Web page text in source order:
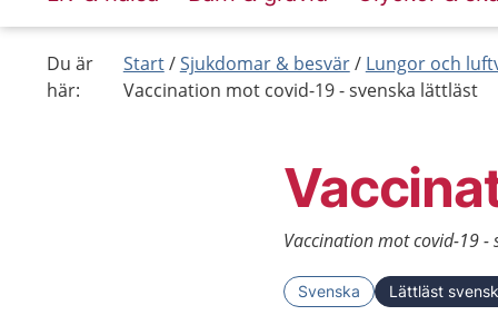
Du är
här:
Start Sjukdomar & besvär Lungor och
Vaccination mot covid-19 - svenska lättläst
Vaccination mot covid-19 -
Svenska Lättläst